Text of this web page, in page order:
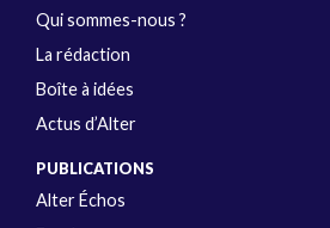
Qui sommes-nous ?
La rédaction
Boîte à idées
Actus d’Alter
PUBLICATIONS
Alter Échos